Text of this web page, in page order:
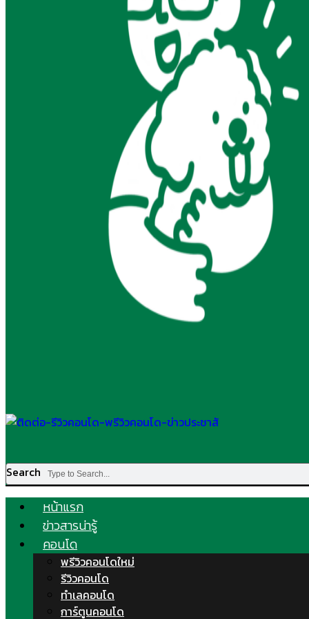
Search
หน้าแรก
ข่าวสารน่ารู้
คอนโด
พรีวิวคอนโดใหม่
รีวิวคอนโด
ทำเลคอนโด
การ์ตูนคอนโด